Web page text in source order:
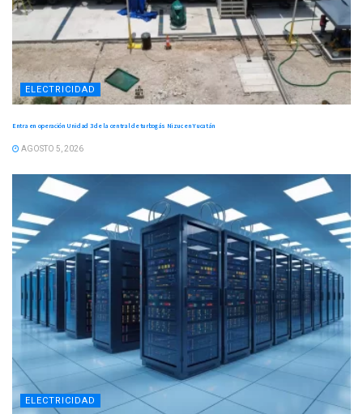
ELECTRICIDAD
Entra en operación Unidad 3 de la central de turbogás Nizuc en Yucatán
AGOSTO 5, 2026
ELECTRICIDAD